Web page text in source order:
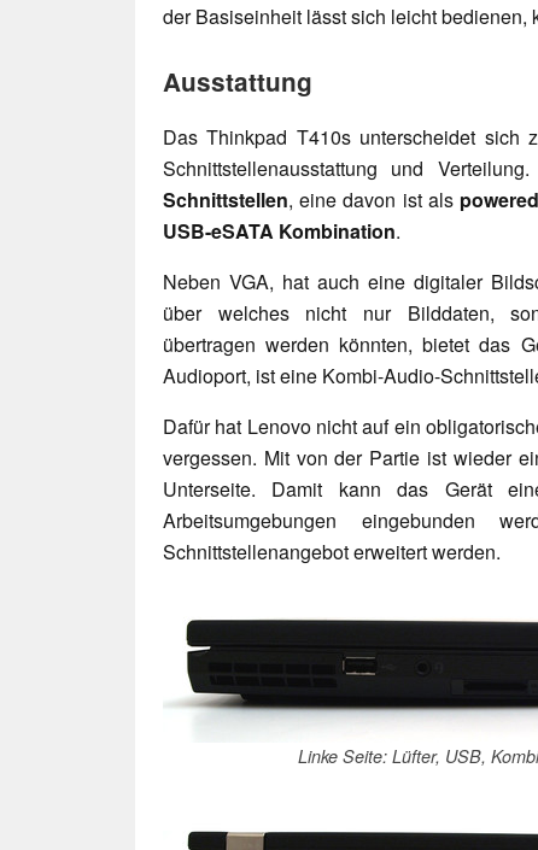
der Basiseinheit lässt sich leicht bedienen,
Ausstattung
Das Thinkpad T410s unterscheidet sich
Schnittstellenausstattung und
Schnittstellen, eine davon ist als
USB-eSATA Kombination.
Neben VGA, hat auch eine digitaler
über welches nicht nur Bilddaten,
übertragen werden könnten, bietet das
Audioport, ist eine Kombi-Audio-
Dafür hat Lenovo nicht auf ein
vergessen. Mit von der Partie ist wieder
Unterseite. Damit kann das Gerät
Arbeitsumgebungen eingebunden
Schnittstellenangebot erweitert werden.
Linke Seite: Lüfter, USB,